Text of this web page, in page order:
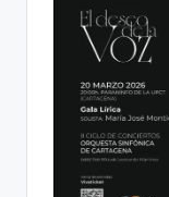
informa
Cartagena,
Cartagena,